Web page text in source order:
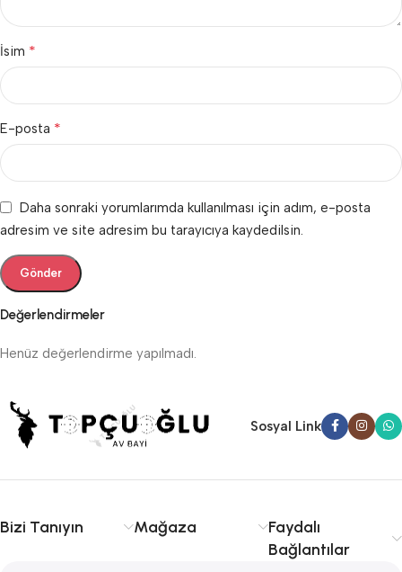
Değerlendirmeler
Henüz değerlendirme yapılmadı.
İsim *
E-posta *
Daha sonraki yorumlarımda kullanılması için adım, e-posta
adresim ve site adresim bu tarayıcıya kaydedilsin.
Sosyal Link
Bizi Tanıyın Mağaza
Faydalı
Bağlantılar